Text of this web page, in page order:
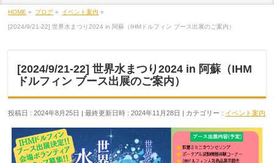
HOME » ブログ » イベント案内 »
[2024/9/21-22] 世界水まつり2024 in 阿蘇（IHMドルフィン ブース出展のご案内）
[2024/9/21-22] 世界水まつり2024 in 阿蘇（IHM
ドルフィン ブース出展のご案内）
投稿日 : 2024年8月25日 最終更新日時 : 2024年11月28日 カテゴリー : イベント案内